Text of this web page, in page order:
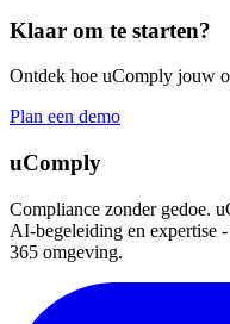
Klaar om te starten?
Ontdek hoe uComply jouw
Plan een demo
uComply
Compliance zonder gedoe.
AI-begeleiding en expertise
365 omgeving.